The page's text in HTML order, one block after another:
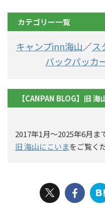
カテゴリー一覧
キャンプinn海山／ス
バックパッカ
【CANPAN BLOG】旧 海
2017年1月〜2025年6月ま
旧 海山にこいまをご覧く